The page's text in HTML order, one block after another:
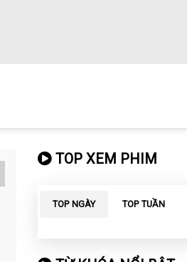
TOP XEM PHIM
TOP NGÀY TOP TUẦN